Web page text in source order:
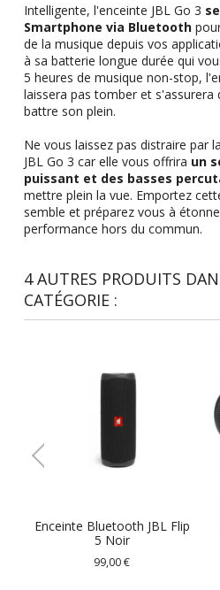
Intelligente, l'enceinte JBL Go 3
Smartphone via Bluetooth
de la musique depuis vos
à sa batterie longue durée qui
5 heures de musique non-stop,
laissera pas tomber et s'assurera
battre son plein.
Ne vous laissez pas distraire par
JBL Go 3 car elle vous offrira un
puissant et des basses
mettre plein la vue. Emportez
semble et préparez vous à
performance hors du commun.
4 AUTRES PRODUITS
CATÉGORIE :
Enceinte Bluetooth JBL Flip
5 Noir
99,00 €